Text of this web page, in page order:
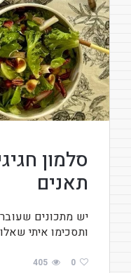
סלמון
תאנים
יש מתכונים
ותסכימו איתי
405 0